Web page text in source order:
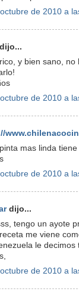
de 2010 a
dijo...
y bien sano,
de 2010 a
mas linda
de 2010 a
dijo...
tengo un ayote
me viene
le
de 2010 a